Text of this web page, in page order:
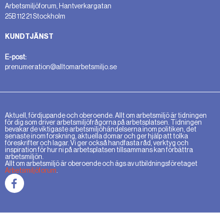
Arbetsmiljöforum, Hantverkargatan
25B 112 21 Stockholm
KUNDTJÄNST
E-post:
prenumeration@alltomarbetsmiljo.se
Aktuell, fördjupande och oberoende. Allt om arbetsmiljö är tidningen
för dig som driver arbetsmiljöfrågorna på arbetsplatsen. Tidningen
bevakar de viktigaste arbetsmiljöhändelserna inom politiken, det
senaste inom forskning, aktuella domar och ger hjälp att tolka
föreskrifter och lagar. Vi ger också handfasta råd, verktyg och
inspiration för hur ni på arbetsplatsen tillsammans kan förbättra
arbetsmiljön.
Allt om arbetsmiljö är oberoende och ägs av utbildningsföretaget
Arbetsmiljöforum